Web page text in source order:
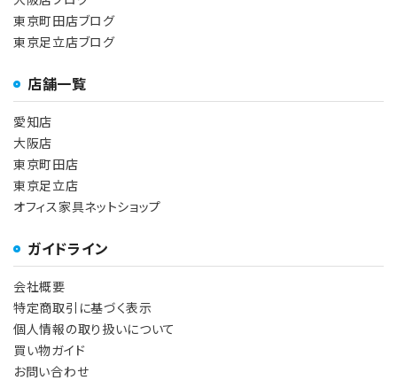
東京町田店ブログ
東京足立店ブログ
店舗一覧
愛知店
大阪店
東京町田店
東京足立店
オフィス家具ネットショップ
ガイドライン
会社概要
特定商取引に基づく表示
個人情報の取り扱いについて
買い物ガイド
お問い合わせ